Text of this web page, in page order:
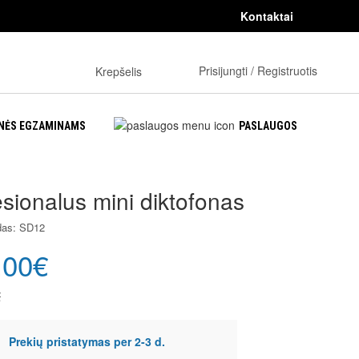
Kontaktai
Prisijungti / Registruotis
Krepšelis
EGZAMINAMS PASLAUGOS
mini diktofonas
SD12
Prekių pristatymas per 2-3 d.